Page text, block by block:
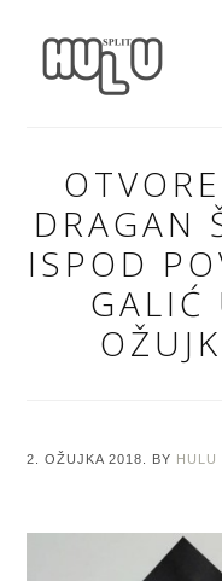
DRAGAN
ISPOD
GALIĆ
2. OŽUJKA 2018. BY HULU